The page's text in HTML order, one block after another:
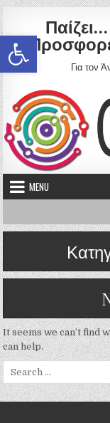
Ανοίξτε τη γραμμή εργαλείων
Skip to content
Για τον
MENU
It seems we can’t find
can help.
Search for: